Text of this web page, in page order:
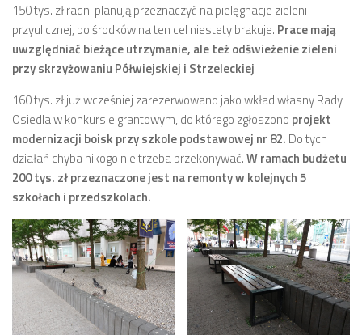
numer 1(6)/2017
numer 3(5)/2016
numer 2(4)/2016
numer 1(3)/2016
numer 2/2015
numer 1/2015
Dokumenty
Statut osiedla
Archiwum sesji (protokoły)
Uchwały Rady Osiedla
Uchwały Zarządu Osiedla
Budżet
150 tys. zł radni planują przeznaczyć na pielęgnacje zieleni
przyulicznej, bo środków na ten cel niestety brakuje. Prace mają
uwzględniać bieżące utrzymanie, ale też odświeżenie zieleni
przy skrzyżowaniu Półwiejskiej i Strzeleckiej
160 tys. zł już wcześniej zarezerwowano jako wkład własny Rady
Osiedla w konkursie grantowym, do którego zgłoszono projekt
modernizacji boisk przy szkole podstawowej nr 82. Do tych
działań chyba nikogo nie trzeba przekonywać.W ramach budżetu
200 tys. zł przeznaczone jest na remonty w kolejnych 5
szkołach i przedszkolach.